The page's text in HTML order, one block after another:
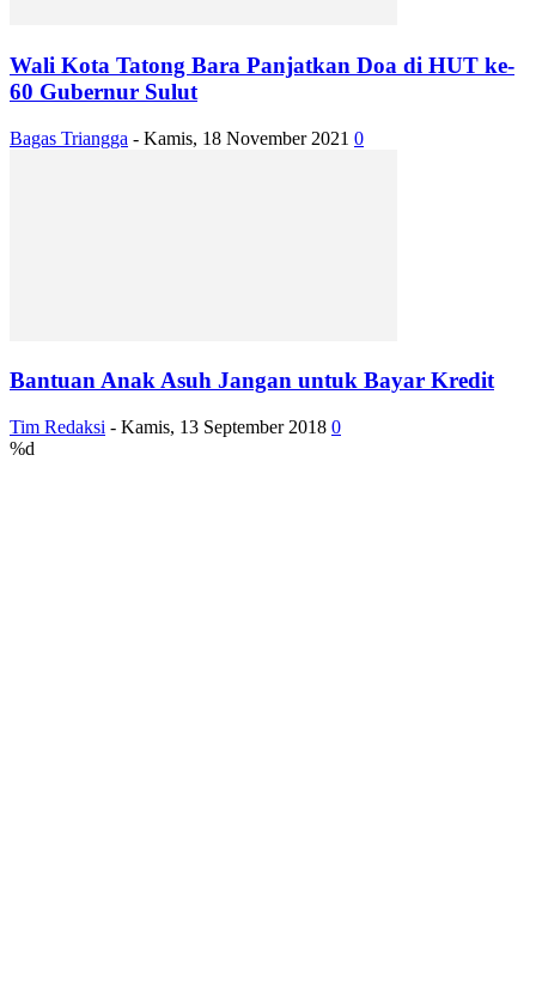
Wali Kota Tatong Bara Panjatkan Doa di HUT ke-
60 Gubernur Sulut
Bagas Triangga - Kamis, 18 November 2021 0
Bantuan Anak Asuh Jangan untuk Bayar Kredit
Tim Redaksi - Kamis, 13 September 2018 0
%d